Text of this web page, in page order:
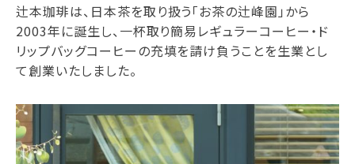
辻本珈琲は、日本茶を取り扱う「お茶の辻峰園」から
2003年に誕生し、一杯取り簡易レギュラーコーヒー・ド
リップバッグコーヒーの充填を請け負うことを生業とし
て創業いたしました。